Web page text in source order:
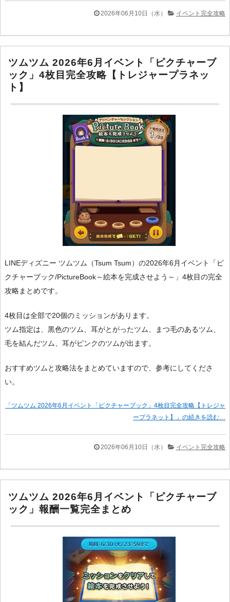
2026年06月10日（水） イベント完全攻略
ツムツム 2026年6月イベント「ピクチャーブ
ック」4枚目完全攻略【トレジャープラネッ
ト】
LINEディズニー ツムツム（Tsum Tsum）の2026年6月イベント「ピ
クチャーブック/PictureBook～絵本を完成させよう～」4枚目の完全
攻略まとめです。
4枚目は全部で20個のミッションがあります。
ツム指定は、黒色のツム、耳がとがったツム、まつ毛のあるツム、
毛を結んだツム、耳がピンクのツムが出ます。
おすすめツムと攻略法をまとめていますので、参考にしてくださ
い。
「ツムツム 2026年6月イベント「ピクチャーブック」4枚目完全攻略【トレジャ
ープラネット】」の続きを読む…
2026年06月10日（水） イベント完全攻略
ツムツム 2026年6月イベント「ピクチャーブ
ック」報酬一覧完全まとめ